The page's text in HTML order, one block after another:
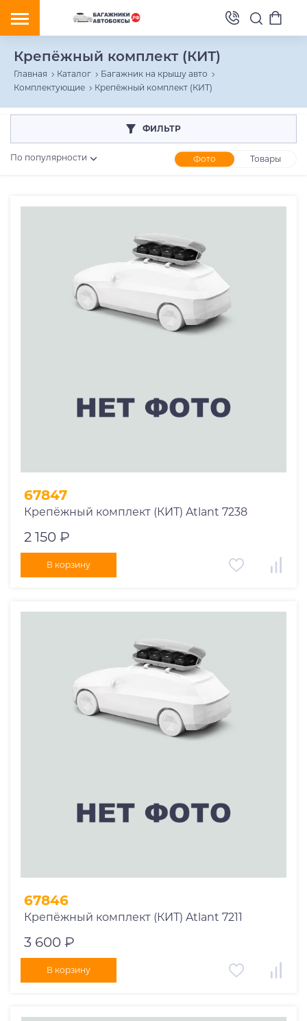
Крепёжный комплект (КИТ)
Главная Каталог
Багажник на крышу авто
Комплектующие
Крепёжный комплект (КИТ)
ФИЛЬТР
По популярности Фото Товары
Розничная цена
Производитель
67847
Крепёжный комплект (КИТ) Atlant 7238
2 150 ₽
В корзину
67846
Крепёжный комплект (КИТ) Atlant 7211
3 600 ₽
В корзину